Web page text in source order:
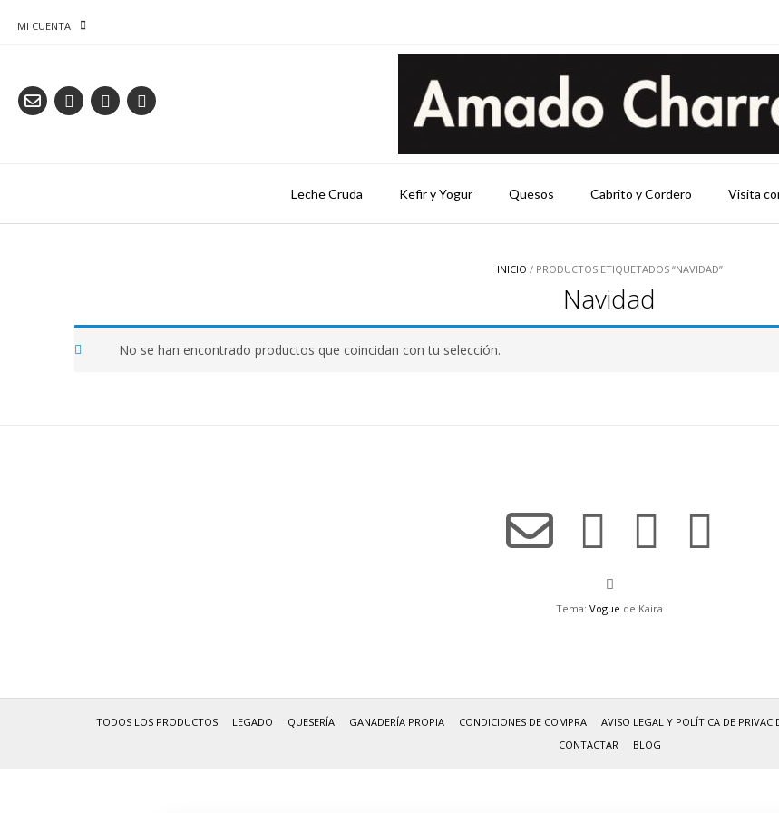
MI CUENTA
Leche Cruda Kefir y Yogur Quesos Cabrito y Cordero Visita
INICIO / PRODUCTOS ETIQUETADOS “NAVIDAD”
Navidad
No se han encontrado productos que coincidan con tu selección.
Tema: Vogue de Kaira
TODOS LOS PRODUCTOS LEGADO QUESERÍA GANADERÍA PROPIA CONDICIONES DE COMPRA AVISO LEGAL Y POLÍTICA DE
CONTACTAR
BLOG